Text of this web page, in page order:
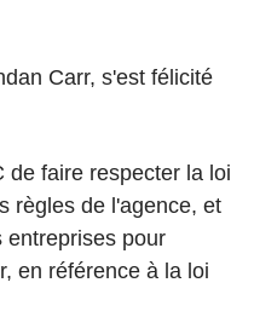
Carr, s'est félicité
de faire respecter la loi
règles de l'agence, et
entreprises pour
en référence à la loi